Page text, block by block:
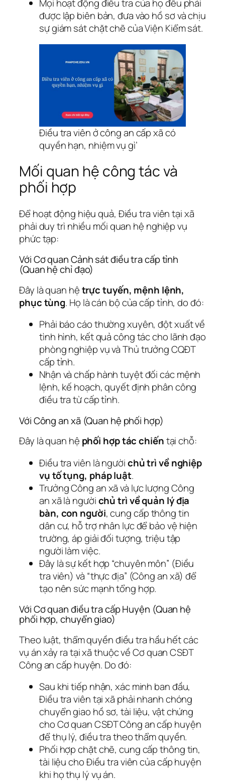
Mọi hoạt động điều tra của họ đều phải
được lập biên bản, đưa vào hồ sơ và chịu
sự giám sát chặt chẽ của Viện Kiểm sát.
Điều tra viên ở công an cấp xã có
quyền hạn, nhiệm vụ gì’
Mối quan hệ công tác và
phối hợp
Để hoạt động hiệu quả, Điều tra viên tại xã
phải duy trì nhiều mối quan hệ nghiệp vụ
phức tạp:
Với Cơ quan Cảnh sát điều tra cấp tỉnh
(Quan hệ chỉ đạo)
Đây là quan hệtrực tuyến, mệnh lệnh,
phục tùng. Họ là cán bộ của cấp tỉnh, do đó:
Phải báo cáo thường xuyên, đột xuất về
tình hình, kết quả công tác cho lãnh đạo
phòng nghiệp vụ và Thủ trưởng CQĐT
cấp tỉnh.
Nhận và chấp hành tuyệt đối các mệnh
lệnh, kế hoạch, quyết định phân công
điều tra từ cấp tỉnh.
Với Công an xã (Quan hệ phối hợp)
Đây là quan hệ phối hợp tác chiếntại chỗ:
Điều tra viên là ngườichủ trì về nghiệp
vụ tố tụng, pháp luật.
Trưởng Công an xã và lực lượng Công
an xã là ngườichủ trì về quản lý địa
bàn, con người, cung cấp thông tin
dân cư, hỗ trợ nhân lực để bảo vệ hiện
trường, áp giải đối tượng, triệu tập
người làm việc.
Đây là sự kết hợp “chuyên môn” (Điều
tra viên) và “thực địa” (Công an xã) để
tạo nên sức mạnh tổng hợp.
Với Cơ quan điều tra cấp Huyện (Quan hệ
phối hợp, chuyển giao)
Theo luật, thẩm quyền điều tra hầu hết các
vụ án xảy ra tại xã thuộc về Cơ quan CSĐT
Công an cấp huyện. Do đó:
Sau khi tiếp nhận, xác minh ban đầu,
Điều tra viên tại xã phải nhanh chóng
chuyển giao hồ sơ, tài liệu, vật chứng
cho Cơ quan CSĐT Công an cấp huyện
để thụ lý, điều tra theo thẩm quyền.
Phối hợp chặt chẽ, cung cấp thông tin,
tài liệu cho Điều tra viên của cấp huyện
khi họ thụ lý vụ án.